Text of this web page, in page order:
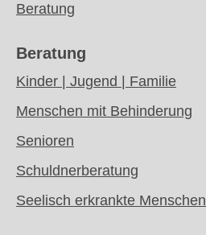
Beratung
Beratung
Kinder | Jugend | Familie
Menschen mit Behinderung
Senioren
Schuldnerberatung
Seelisch erkrankte Menschen